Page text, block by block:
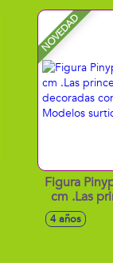
NOVEDAD
Figura
cm .Las
decoradas
4 años